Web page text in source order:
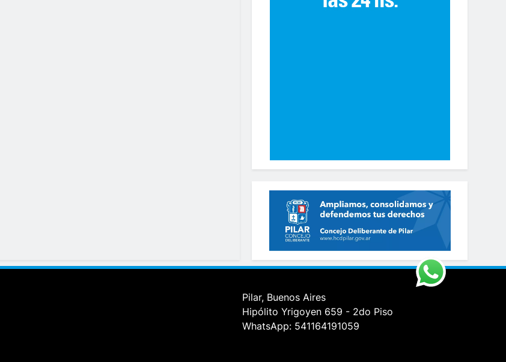
Pilar, Buenos Aires
Hipólito Yrigoyen 659 - 2do Piso
WhatsApp: 541164191059